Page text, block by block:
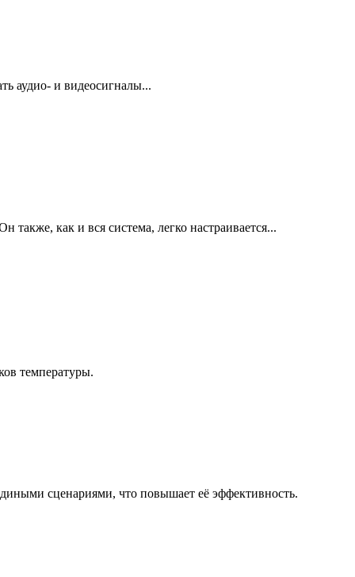
аудио- и видеосигналы...
как и вся система, легко настраивается...
температуры.
сценариями, что повышает её эффективность.